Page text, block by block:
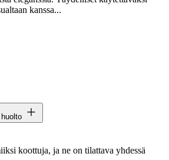
kanssa...
koottuja, ja ne on tilattava yhdessä